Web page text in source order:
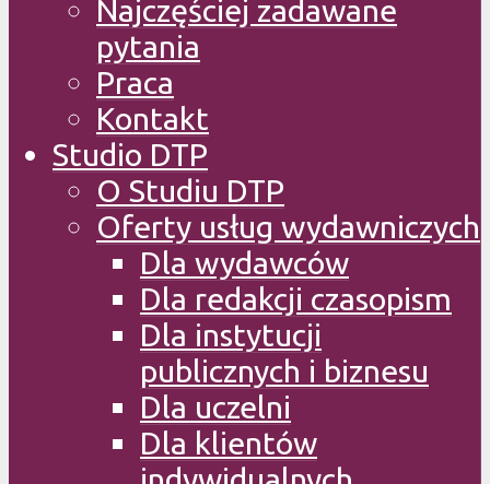
Najczęściej zadawane
pytania
Praca
Kontakt
Studio DTP
O Studiu DTP
Oferty usług wydawniczych
Dla wydawców
Dla redakcji czasopism
Dla instytucji
publicznych i biznesu
Dla uczelni
Dla klientów